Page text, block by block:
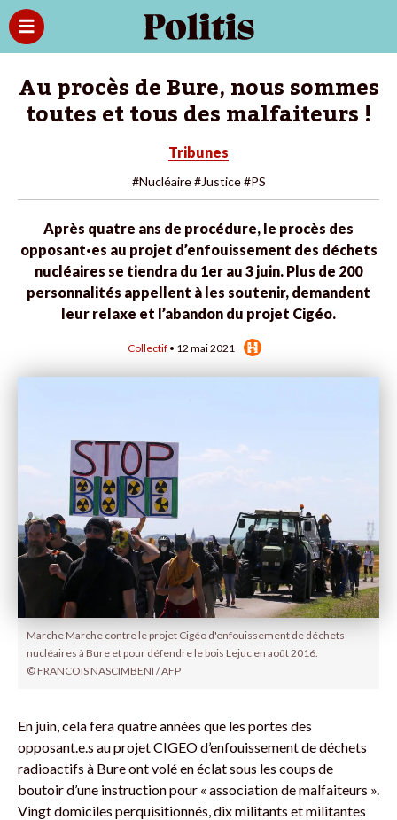
Au procès de Bure, nous sommes
toutes et tous des malfaiteurs !
Tribunes
#Nucléaire #Justice #PS
Après quatre ans de procédure, le procès des
opposant·es au projet d’enfouissement des déchets
nucléaires se tiendra du 1er au 3 juin. Plus de 200
personnalités appellent à les soutenir, demandent
leur relaxe et l’abandon du projet Cigéo.
Collectif • 12 mai 2021
Marche Marche contre le projet Cigéo d'enfouissement de déchets
nucléaires à Bure et pour défendre le bois Lejuc en août 2016.
© FRANCOIS NASCIMBENI / AFP
En juin, cela fera quatre années que les portes des
opposant.e.s au projet CIGEO d’enfouissement de déchets
radioactifs à Bure ont volé en éclat sous les coups de
boutoir d’une instruction pour « association de malfaiteurs ».
Vingt domiciles perquisitionnés, dix militants et militantes